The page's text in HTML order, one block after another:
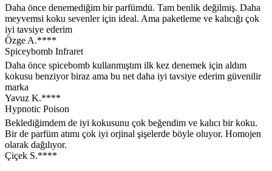
Daha önce denemediğim bir parfümdü. Tam benlik değilmiş. Daha
meyvemsi koku sevenler için ideal. Ama paketleme ve kalıcığı çok
iyi tavsiye ederim
Özge A.****
Spiceybomb Infraret
Daha önce spicebomb kullanmıştım ilk kez denemek için aldım
kokusu benziyor biraz ama bu net daha iyi tavsiye ederim güvenilir
marka
Yavuz K.****
Hypnotic Poison
Beklediğimdem de iyi kokusunu çok beğendim ve kalıcı bir koku.
Bir de parfüm atımı çok iyi orjinal şişelerde böyle oluyor. Homojen
olarak dağılıyor.
Çiçek S.****